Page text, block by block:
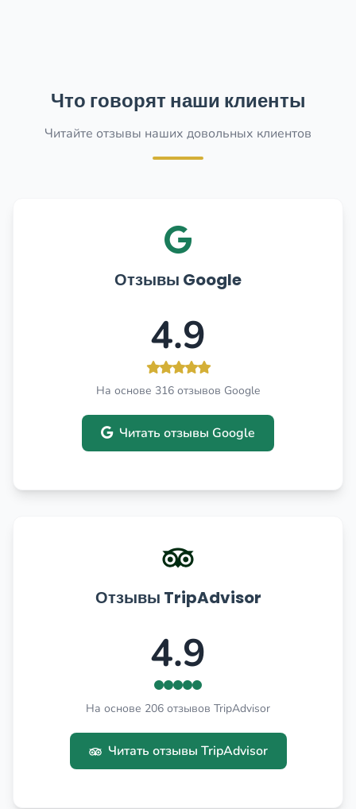
Что говорят наши клиенты
Читайте отзывы наших довольных клиентов
Отзывы Google
4.9
На основе 316 отзывов Google
Читать отзывы Google
Отзывы TripAdvisor
4.9
На основе 206 отзывов TripAdvisor
Читать отзывы TripAdvisor